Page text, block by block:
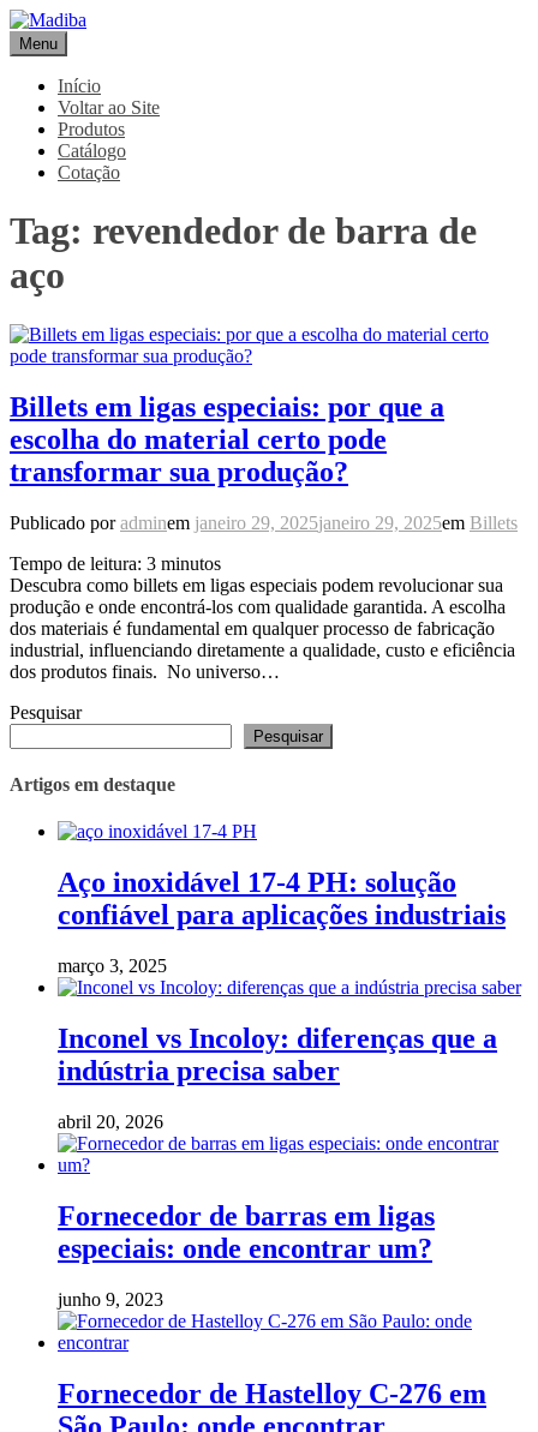
Pular
para
o
conteúdo
Madiba
Líder de Importação e Distribuição de Ligas Especiais
Menu
Início
Voltar ao Site
Produtos
Catálogo
Cotação
Tag: revendedor de barra de
aço
Billets em ligas especiais: por que a
escolha do material certo pode
transformar sua produção?
Publicado poradminem janeiro 29, 2025janeiro 29, 2025em Billets
Tempo de leitura: 3 minutos
Descubra como billets em ligas especiais podem revolucionar sua
produção e onde encontrá-los com qualidade garantida. A escolha
dos materiais é fundamental em qualquer processo de fabricação
industrial, influenciando diretamente a qualidade, custo e eficiência
dos produtos finais. No universo…
Pesquisar
Pesquisar
Artigos em destaque
Aço inoxidável 17-4 PH: solução
confiável para aplicações industriais
março 3, 2025
Inconel vs Incoloy: diferenças que a
indústria precisa saber
abril 20, 2026
Fornecedor de barras em ligas
especiais: onde encontrar um?
junho 9, 2023
Fornecedor de Hastelloy C-276 em
São Paulo: onde encontrar